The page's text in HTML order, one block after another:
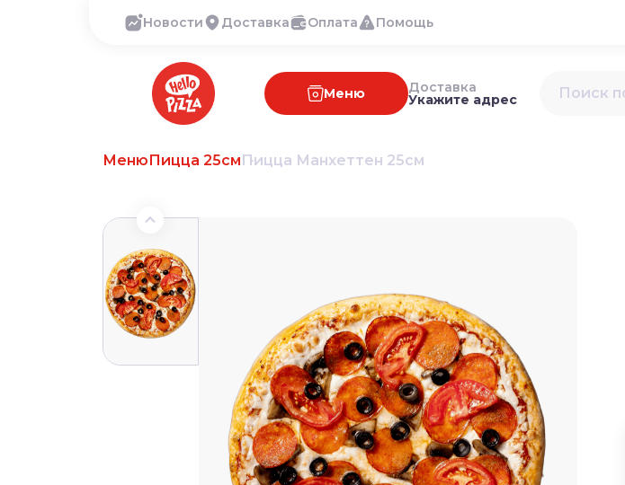
Новости Доставка Оплата Помощь
Меню Доставка
Укажите адрес
МенюПицца 25смПицца Манхеттен 25см